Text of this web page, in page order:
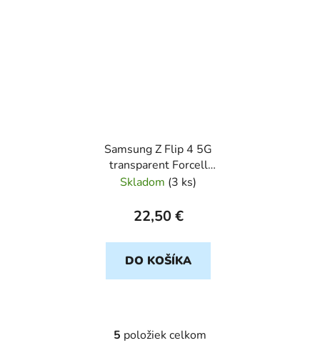
Samsung Z Flip 4 5G
transparent Forcell
Clear Case
Skladom (3 ks)
22,50 €
DO KOŠÍKA
O
5 položiek celkom